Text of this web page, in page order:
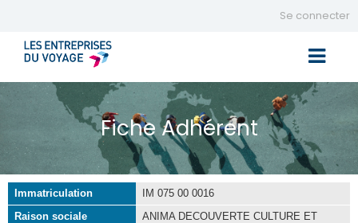
Se connecter
Fiche Adhérent
Immatriculation
IM 075 00 0016
Raison sociale
ANIMA DECOUVERTE CULTURE ET